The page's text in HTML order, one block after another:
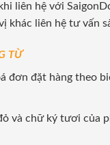
liên hệ với
khác liên hệ tư vấn
TỪ
đơn đặt hàng theo
và chữ ký tươi của